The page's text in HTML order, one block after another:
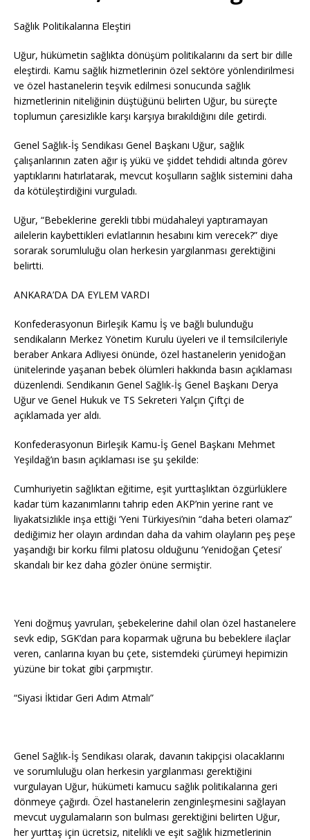
Sağlık Politikalarına Eleştiri
Uğur, hükümetin sağlıkta dönüşüm politikalarını da sert bir dille
eleştirdi. Kamu sağlık hizmetlerinin özel sektöre yönlendirilmesi
ve özel hastanelerin teşvik edilmesi sonucunda sağlık
hizmetlerinin niteliğinin düştüğünü belirten Uğur, bu süreçte
toplumun çaresizlikle karşı karşıya bırakıldığını dile getirdi.
Genel Sağlık-İş Sendikası Genel Başkanı Uğur, sağlık
çalışanlarının zaten ağır iş yükü ve şiddet tehdidi altında görev
yaptıklarını hatırlatarak, mevcut koşulların sağlık sistemini daha
da kötüleştirdiğini vurguladı.
Uğur, “Bebeklerine gerekli tıbbi müdahaleyi yaptıramayan
ailelerin kaybettikleri evlatlarının hesabını kim verecek?” diye
sorarak sorumluluğu olan herkesin yargılanması gerektiğini
belirtti.
ANKARA’DA DA EYLEM VARDI
Konfederasyonun Birleşik Kamu İş ve bağlı bulunduğu
sendikaların Merkez Yönetim Kurulu üyeleri ve il temsilcileriyle
beraber Ankara Adliyesi önünde, özel hastanelerin yenidoğan
ünitelerinde yaşanan bebek ölümleri hakkında basın açıklaması
düzenlendi. Sendikanın Genel Sağlık-İş Genel Başkanı Derya
Uğur ve Genel Hukuk ve TS Sekreteri Yalçın Çiftçi de
açıklamada yer aldı.
Konfederasyonun Birleşik Kamu-İş Genel Başkanı Mehmet
Yeşildağ’ın basın açıklaması ise şu şekilde:
Cumhuriyetin sağlıktan eğitime, eşit yurttaşlıktan özgürlüklere
kadar tüm kazanımlarını tahrip eden AKP’nin yerine rant ve
liyakatsizlikle inşa ettiği ‘Yeni Türkiyesi’nin “daha beteri olamaz”
dediğimiz her olayın ardından daha da vahim olayların peş peşe
yaşandığı bir korku filmi platosu olduğunu ‘Yenidoğan Çetesi’
skandalı bir kez daha gözler önüne sermiştir.
Yeni doğmuş yavruları, şebekelerine dahil olan özel hastanelere
sevk edip, SGK’dan para koparmak uğruna bu bebeklere ilaçlar
veren, canlarına kıyan bu çete, sistemdeki çürümeyi hepimizin
yüzüne bir tokat gibi çarpmıştır.
“Siyasi İktidar Geri Adım Atmalı”
Genel Sağlık-İş Sendikası olarak, davanın takipçisi olacaklarını
ve sorumluluğu olan herkesin yargılanması gerektiğini
vurgulayan Uğur, hükümeti kamucu sağlık politikalarına geri
dönmeye çağırdı. Özel hastanelerin zenginleşmesini sağlayan
mevcut uygulamaların son bulması gerektiğini belirten Uğur,
her yurttaş için ücretsiz, nitelikli ve eşit sağlık hizmetlerinin